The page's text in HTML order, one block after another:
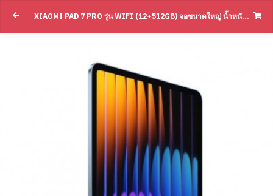
Xiaomi Pad 7 Pro รุ่น Wifi (12+512GB) จ
XIAOMI PAD 7 PRO รุ่น WIFI (12+512GB) จอขนาดใหญ่ น้ำหนักเบาพกพาสะดวก(BY SUPERTSTORE)